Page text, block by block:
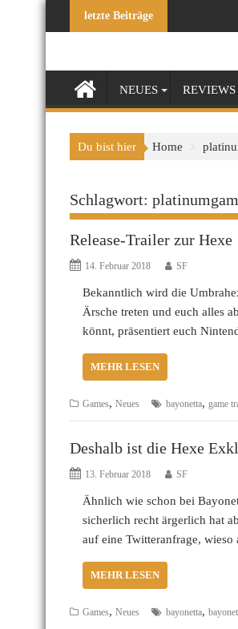
letzte Beiträge
NEUES REVIEWS
Du bist hier Home
Schlagwort:
Release-Trailer zur Hexe
14. Februar 2018 SF
Bekanntlich wird die
Ärsche treten und euch alles
könnt, präsentiert euch
MEHR LESEN
Games, Neues bayonetta, game
Deshalb ist die Hexe
13. Februar 2018 SF
Ähnlich wie schon bei
sicherlich recht ärgerlich hat
auf eine Twitteranfrage,
MEHR LESEN
Games, Neues bayonetta,